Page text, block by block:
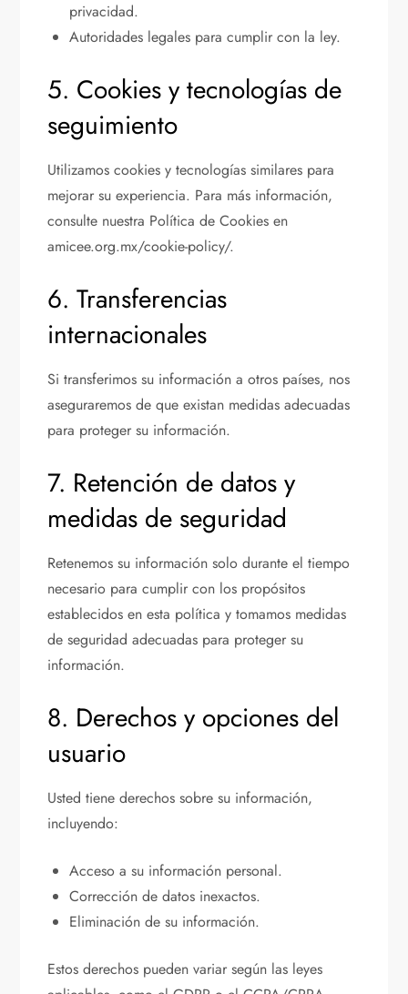
privacidad.
Autoridades legales para cumplir con la ley.
5. Cookies y tecnologías de
seguimiento
Utilizamos cookies y tecnologías similares para
mejorar su experiencia. Para más información,
consulte nuestra Política de Cookies en
amicee.org.mx/cookie-policy/.
6. Transferencias
internacionales
Si transferimos su información a otros países, nos
aseguraremos de que existan medidas adecuadas
para proteger su información.
7. Retención de datos y
medidas de seguridad
Retenemos su información solo durante el tiempo
necesario para cumplir con los propósitos
establecidos en esta política y tomamos medidas
de seguridad adecuadas para proteger su
información.
8. Derechos y opciones del
usuario
Usted tiene derechos sobre su información,
incluyendo:
Acceso a su información personal.
Corrección de datos inexactos.
Eliminación de su información.
Estos derechos pueden variar según las leyes